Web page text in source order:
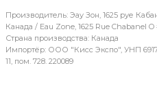
Производитель: Эау Зон, 1625 руе
Канада / Eau Zone, 1625 Rue Chabanel
Страна производства: Канада
Импортёр: ООО "Кисс Экспо", УНП
11, пом. 728. 220089